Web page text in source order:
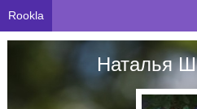
Rookla
Наталья